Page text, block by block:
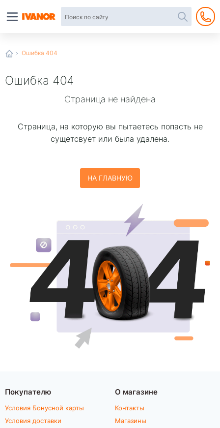
Ошибка 404
Ошибка 404
Страница не найдена
Страница, на которую вы пытаетесь попаcть не
сущетсвует или была удалена.
НА ГЛАВНУЮ
Покупателю
Условия Бонусной карты
Условия доставки
О магазине
Контакты
Магазины
интернет-